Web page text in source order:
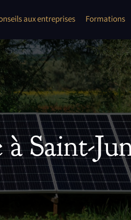
aux entreprises Formations
entrepreneur, TPE, PME
second oeuvre"
Saint-